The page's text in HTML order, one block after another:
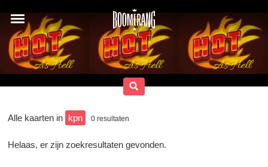
Alle kaarten in kpn 0 resultaten
Helaas, er zijn zoekresultaten gevonden.